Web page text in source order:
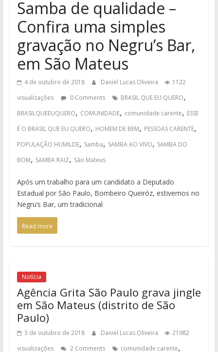
Samba de qualidade –
Confira uma simples
gravação no Negru’s Bar,
em São Mateus
4 de outubro de 2018 Daniel Lucas Oliveira
1122
visualizações
0 Comments BRASIL QUE EU QUERO,
BRASILQUEEUQUERO, COMUNIDADE, comunidade carente, ESSE
É O BRASIL QUE EU QUERO, HOMEM DE BEM, PESSOAS CARENTE,
POPULAÇÃO HUMILDE, Samba, SAMBA AO VIVO, SAMBA DO
BOM, SAMBA RAIZ, São Mateus
Após um trabalho para um candidato a Deputado
Estadual por São Paulo, Bombeiro Queiróz, estivemos no
Negru’s Bar, um tradicional
Read more
Notícia
Agência Grita São Paulo grava jingle
em São Mateus (distrito de São
Paulo)
3 de outubro de 2018 Daniel Lucas Oliveira
21982
visualizações
2 Comments comunidade carente,